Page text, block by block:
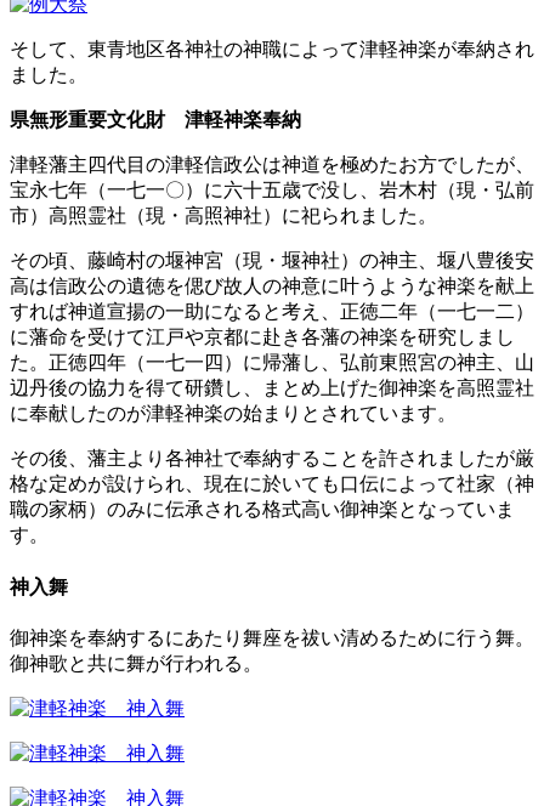
そして、東青地区各神社の神職によって津軽神楽が奉納され
ました。
県無形重要文化財 津軽神楽奉納
津軽藩主四代目の津軽信政公は神道を極めたお方でしたが、
宝永七年（一七一〇）に六十五歳で没し、岩木村（現・弘前
市）高照霊社（現・高照神社）に祀られました。
その頃、藤崎村の堰神宮（現・堰神社）の神主、堰八豊後安
高は信政公の遺徳を偲び故人の神意に叶うような神楽を献上
すれば神道宣揚の一助になると考え、正徳二年（一七一二）
に藩命を受けて江戸や京都に赴き各藩の神楽を研究しまし
た。正徳四年（一七一四）に帰藩し、弘前東照宮の神主、山
辺丹後の協力を得て研鑽し、まとめ上げた御神楽を高照霊社
に奉献したのが津軽神楽の始まりとされています。
その後、藩主より各神社で奉納することを許されましたが厳
格な定めが設けられ、現在に於いても口伝によって社家（神
職の家柄）のみに伝承される格式高い御神楽となっていま
す。
神入舞
御神楽を奉納するにあたり舞座を祓い清めるために行う舞。
御神歌と共に舞が行われる。